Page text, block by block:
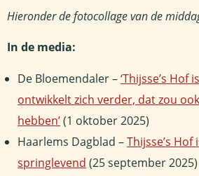
Hieronder de fotocollage van de
In de media:
De Bloemendaler –‘Thijsse’s Hof
ontwikkelt zich verder, dat zou
hebben’(1 oktober 2025)
Haarlems Dagblad –Thijsse’s
springlevend (25 september 2025)